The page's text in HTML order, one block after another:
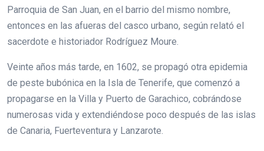
Parroquia de San Juan, en el barrio del mismo nombre,
entonces en las afueras del casco urbano, según relató el
sacerdote e historiador Rodríguez Moure.
Veinte años más tarde, en 1602, se propagó otra epidemia
de peste bubónica en la Isla de Tenerife, que comenzó a
propagarse en la Villa y Puerto de Garachico, cobrándose
numerosas vida y extendiéndose poco después de las islas
de Canaria, Fuerteventura y Lanzarote.